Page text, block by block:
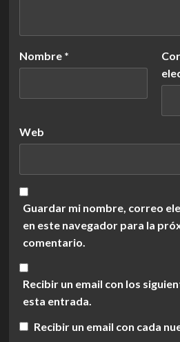
Nombre *
Web
Guardar mi nombre, correo
en este navegador para la
comentario.
Recibir un email con los
esta entrada.
Recibir un email con cada